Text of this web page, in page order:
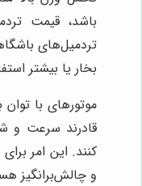
باشد، قیمت
بخار یا بیشتر
موتورهای با توان
قادرند سرعت و
کنند. این امر
و چالش‌برانگیز